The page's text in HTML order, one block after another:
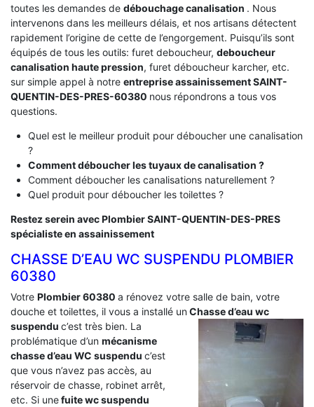
toutes les demandes de débouchage canalisation . Nous
intervenons dans les meilleurs délais, et nos artisans détectent
rapidement l’origine de cette de l’engorgement. Puisqu’ils sont
équipés de tous les outils: furet deboucheur, deboucheur
canalisation haute pression, furet déboucheur karcher, etc.
sur simple appel à notre entreprise assainissement SAINT-
QUENTIN-DES-PRES-60380 nous répondrons a tous vos
questions.
Quel est le meilleur produit pour déboucher une canalisation
?
Comment déboucher les tuyaux de canalisation ?
Comment déboucher les canalisations naturellement ?
Quel produit pour déboucher les toilettes ?
Restez serein avec Plombier SAINT-QUENTIN-DES-PRES
spécialiste en assainissement
CHASSE D’EAU WC SUSPENDU PLOMBIER
60380
Votre Plombier 60380 a rénovez votre salle de bain, votre
douche et toilettes, il vous a installé unChasse d’eau wc
suspendu c’est très bien. La
problématique d’un mécanisme
chasse d’eau WC suspendu c’est
que vous n’avez pas accès, au
réservoir de chasse, robinet arrêt,
etc. Si unefuite wc suspendu